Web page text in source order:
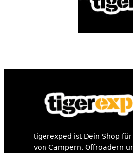
tigerexped ist Dein Shop für
von Campern, Offroadern